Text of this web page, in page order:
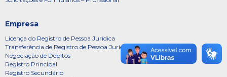
Empresa
Licença do Registro de Pessoa Jurídica
Transferência de Registro de Pessoa Jurídica
Negociação de Débitos
Registro Principal
Registro Secundário